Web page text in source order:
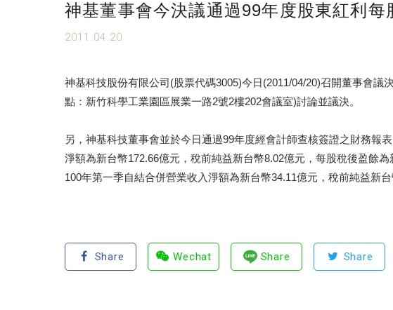
神基董事會今決議通過99年度股東紅利
2011.04.20
神基科技股份有限公司(股票代碼3005)今日(2011/04/20)召開董事會
點：新竹科學工業園區展業一路2號2樓202會議室)討論並議決。
另，神基科技董事會並於今日通過99年度經會計師查核簽證之財務報
淨額為新台幣172.66億元，稅前純益新台幣8.02億元，每股稅後盈餘為
100年第一季自結合併營業收入淨額為新台幣34.11億元，稅前純益新
Share Wechat Share Share